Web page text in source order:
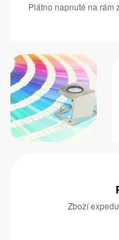
Plátno napnuté na rám
Zboží